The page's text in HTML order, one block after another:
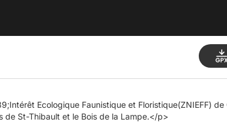
Ecologique Faunistique et Floristique(ZNIEFF)
de St-Thibault et le Bois de la Lampe.</p>